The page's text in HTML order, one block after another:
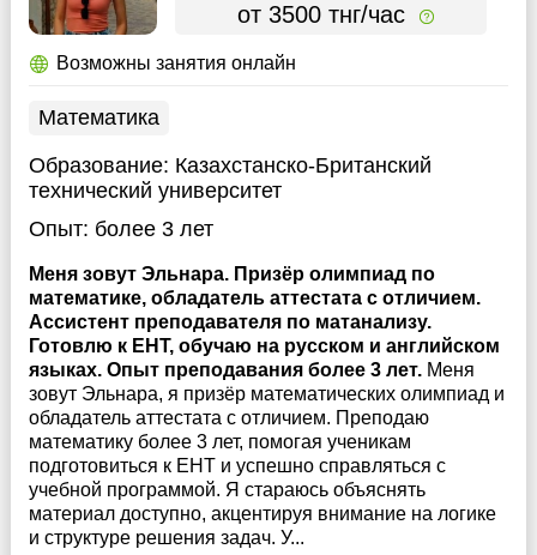
от 3500 тнг/час
Возможны занятия онлайн
Математика
Образование: Казахстанско-Британский
технический университет
Опыт: более 3 лет
Меня зовут Эльнара. Призёр олимпиад по
математике, обладатель аттестата с отличием.
Ассистент преподавателя по матанализу.
Готовлю к ЕНТ, обучаю на русском и английском
языках. Опыт преподавания более 3 лет. Меня
зовут Эльнара, я призёр математических олимпиад и
обладатель аттестата с отличием. Преподаю
математику более 3 лет, помогая ученикам
подготовиться к ЕНТ и успешно справляться с
учебной программой. Я стараюсь объяснять
материал доступно, акцентируя внимание на логике
и структуре решения задач. У...